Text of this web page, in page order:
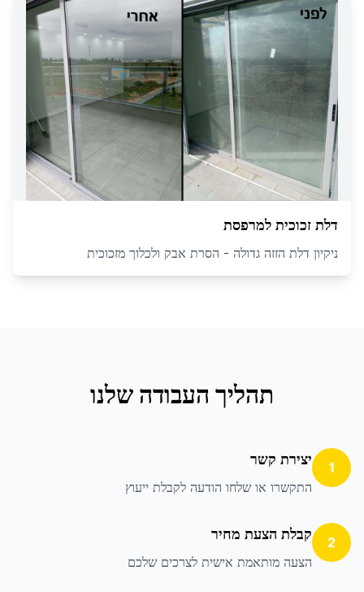
דלת זכוכית למרפסת
ניקיון דלת הזזה גדולה - הסרת אבק ולכלוך מזכוכית
תהליך העבודה שלנו
1 יצירת קשר
התקשרו או שלחו הודעה לקבלת ייעוץ
2 קבלת הצעת מחיר
הצעה מותאמת אישית לצרכים שלכם